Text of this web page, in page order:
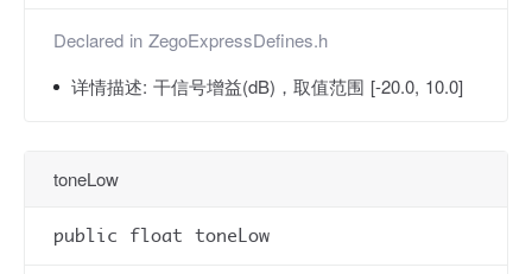
Declared in ZegoExpressDefines.h
详情描述: 干信号增益(dB)，取值范围 [-20.0, 10.0]
toneLow
public float toneLow